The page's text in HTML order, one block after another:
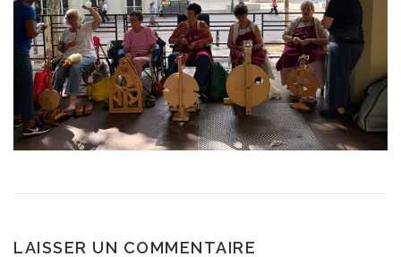
LAISSER UN COMMENTAIRE